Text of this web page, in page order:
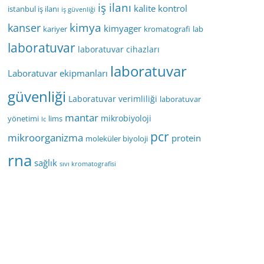
istanbul iş ilanı iş güvenliği iş ilanı kalite kontrol
kanser kariyer kimya kimyager kromatografi lab
laboratuvar laboratuvar cihazları
Laboratuvar ekipmanları laboratuvar
güvenliği Laboratuvar verimliliği laboratuvar
yönetimi lc lims mantar mikrobiyoloji
mikroorganizma moleküler biyoloji pcr protein
rna sağlık sıvı kromatografisi